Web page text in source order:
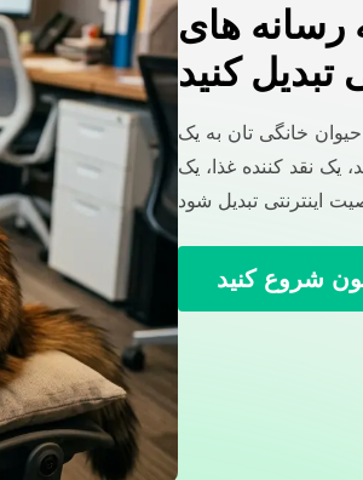
رسانه های
تبدیل کنید
خانگی تان به یک
نقد کننده غذا، یک
شروع کنید